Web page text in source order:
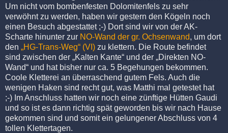
Um nicht vom bombenfesten Dolomitenfels zu sehr
verwöhnt zu werden, haben wir gestern den Kögeln noch
einen Besuch abgestattet ;-) Dort sind wir von der AK-
Scharte hinunter zur NO-Wand der gr. Ochsenwand, um dort
den „HG-Trans-Weg“ (VI) zu klettern. Die Route befindet
sind zwischen der „Kalten Kante“ und der „Direkten NO-
Wand“ und hat bisher nur ca. 5 Begehungen bekommen.
Coole Kletterei an überraschend gutem Fels. Auch die
wenigen Haken sind recht gut, was Matthi mal getestet hat
;-) Im Anschluss hatten wir noch eine zünftige Hütten Gaudi
und so ist es dann richtig spät geworden bis wir nach Hause
gekommen sind und somit ein gelungener Abschluss von 4
tollen Klettertagen.